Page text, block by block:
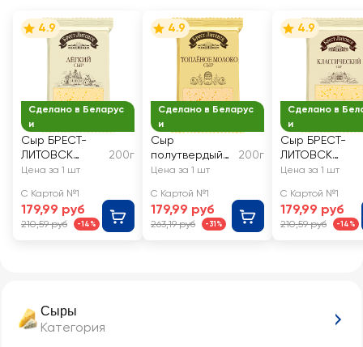
Сыры
Категория
Сделано в Беларус
и
4.9
Сыр БРЕСТ-
ЛИТОВСК
Легкий 35%,
200г
Цена за 1 шт
С Картой №1
179,99 руб
210,59 руб -14%
Сделано в Беларус
и
4.9
Сыр
полутвердый
БРЕСТ-
Топленое
молоко 45%,
без змж
200г
Цена за 1 шт
С Картой №1
179,99 руб
263,19 руб -31%
Сделано в
и
4.9
Сыр БРЕСТ-
ЛИТОВСК
Классический
Цена за 1 шт
С Картой №1
179,99 руб
210,59 руб -14%